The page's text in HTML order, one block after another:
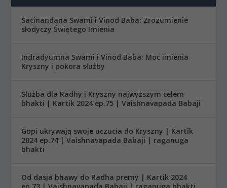
Sacinandana Swami i Vinod Baba: Zrozumienie
słodyczy Świętego Imienia
Indradyumna Swami i Vinod Baba: Moc imienia
Kryszny i pokora służby
Służba dla Radhy i Kryszny najwyższym celem
bhakti | Kartik 2024 ep.75 | Vaishnavapada Babaji
Gopi ukrywają swoje uczucia do Kryszny | Kartik
2024 ep.74 | Vaishnavapada Babaji | raganuga
bhakti
Od dasja bhawy do Radha premy | Kartik 2024
ep.73 | Vaishnavapada Babaji | raganuga bhakti